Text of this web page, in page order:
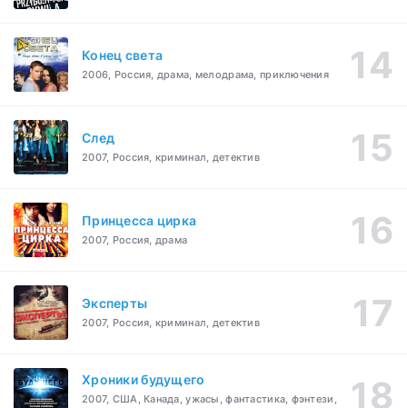
Конец света
2006, Россия, драма, мелодрама, приключения
След
2007, Россия, криминал, детектив
Принцесса цирка
2007, Россия, драма
Эксперты
2007, Россия, криминал, детектив
Хроники будущего
2007, США, Канада, ужасы, фантастика, фэнтези,